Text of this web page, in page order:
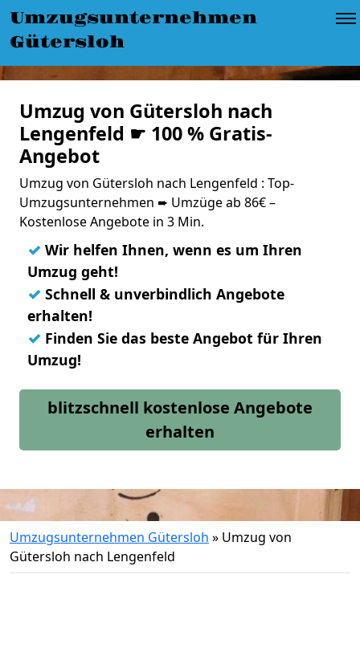
Umzugsunternehmen
Gütersloh
Umzug von Gütersloh nach
Lengenfeld ☛ 100 % Gratis-
Angebot
Umzug von Gütersloh nach Lengenfeld : Top-
Umzugsunternehmen ➨ Umzüge ab 86€ –
Kostenlose Angebote in 3 Min.
✓ Wir helfen Ihnen, wenn es um Ihren
Umzug geht!
✓ Schnell & unverbindlich Angebote
erhalten!
✓ Finden Sie das beste Angebot für Ihren
Umzug!
blitzschnell kostenlose Angebote
erhalten
Umzugsunternehmen Gütersloh » Umzug von
Gütersloh nach Lengenfeld